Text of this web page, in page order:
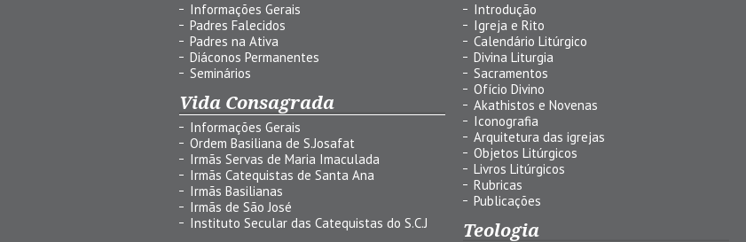
Informações Gerais
Padres Falecidos
Padres na Ativa
Diáconos Permanentes
Seminários
Vida Consagrada
Informações Gerais
Ordem Basiliana de S.Josafat
Irmãs Servas de Maria Imaculada
Irmãs Catequistas de Santa Ana
Irmãs Basilianas
Irmãs de São José
Instituto Secular das Catequistas do S.C.J
Introdução
Igreja e Rito
Calendário Litúrgico
Divina Liturgia
Sacramentos
Ofício Divino
Akathistos e Novenas
Iconografia
Arquitetura das igrejas
Objetos Litúrgicos
Livros Litúrgicos
Rubricas
Publicações
Teologia